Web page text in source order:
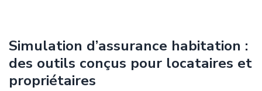
Simulation d’assurance habitation :
des outils conçus pour locataires et
propriétaires